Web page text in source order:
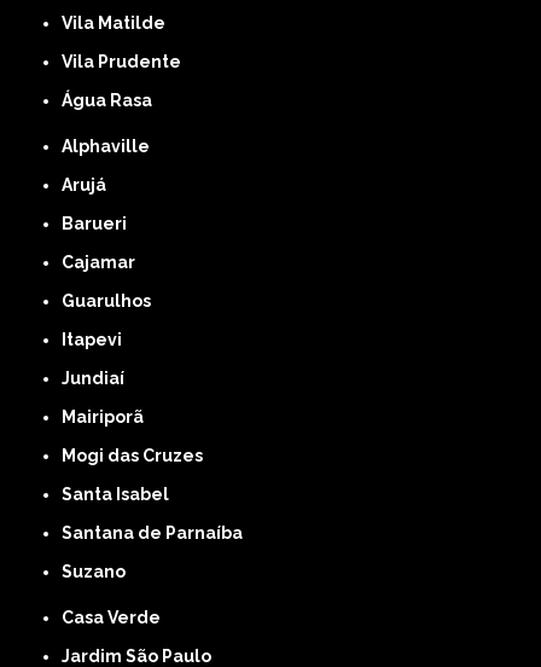
Vila Matilde
Vila Prudente
Água Rasa
Alphaville
Arujá
Barueri
Cajamar
Guarulhos
Itapevi
Jundiaí
Mairiporã
Mogi das Cruzes
Santa Isabel
Santana de Parnaíba
Suzano
Casa Verde
Jardim São Paulo